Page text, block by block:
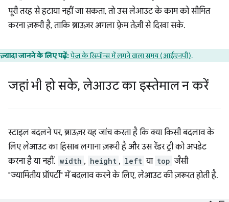
पूरी तरह से हटाया नहीं जा सकता, तो उस लेआउट के काम को सीमित
करना ज़रूरी है, ताकि ब्राउज़र अगला फ़्रेम तेज़ी से दिखा सके.
ज़्यादा जानने के लिए पढ़ें:पेज के रिस्पॉन्स में लगने वाला समय (आईएनपी).
जहां भी हो सके, लेआउट का इस्तेमाल न करें
स्टाइल बदलने पर, ब्राउज़र यह जांच करता है कि क्या किसी बदलाव के
लिए लेआउट का हिसाब लगाना ज़रूरी है और उस रेंडर ट्री को अपडेट
करना है या नहीं. width , height , left या top जैसी
"ज्यामितीय प्रॉपर्टी" में बदलाव करने के लिए, लेआउट की ज़रूरत होती है.